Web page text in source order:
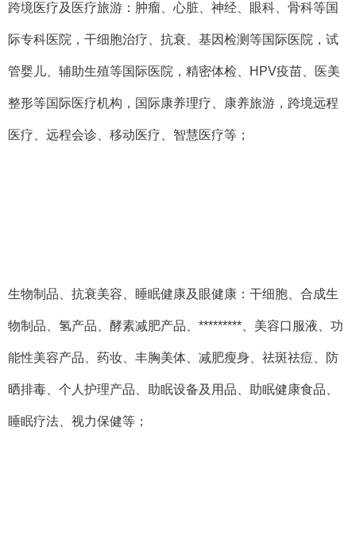
跨境医疗及医疗旅游： 肿瘤、心脏、神经、眼科、骨科等国
际专科医院，干细胞治疗、抗衰、基因检测等国际医院，试
管婴儿、辅助生殖等国际医院，精密体检、 HPV疫苗、医美
整形等国际医疗机构，国际康养理疗、康养旅游，跨境远程
医疗、远程会诊、移动医疗、智慧医疗等；
生物制品、抗衰美容、睡眠健康及眼健康：干细胞、合成生
物制品、氢产品、酵素减肥产品、*********、美容口服液、功
能性美容产品、药妆、丰胸美体、减肥瘦身、祛斑祛痘、防
晒排毒、个人护理产品、助眠设备及用品、助眠健康食品、
睡眠疗法、视力保健等；